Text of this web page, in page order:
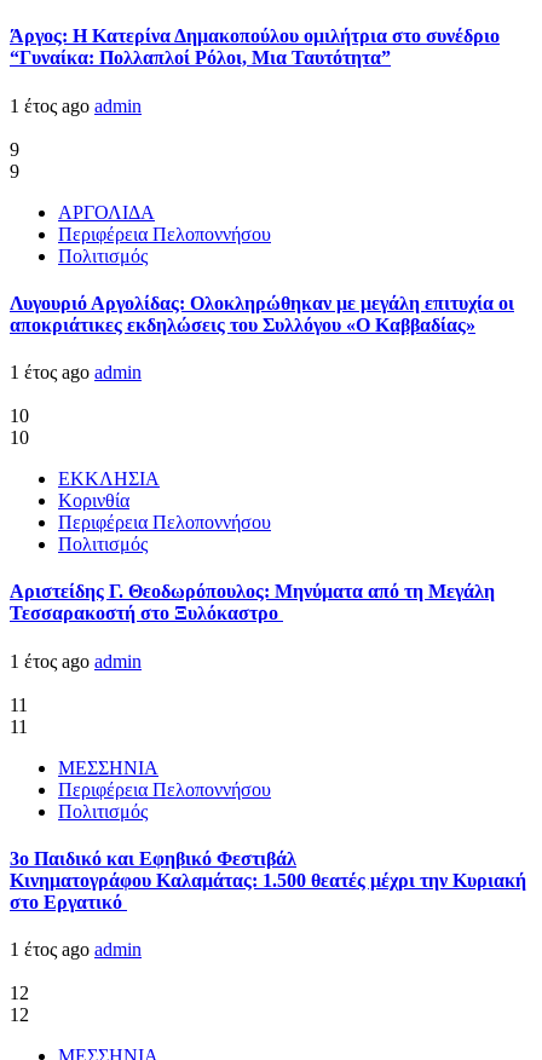
Άργος: Η Κατερίνα Δημακοπούλου ομιλήτρια στο συνέδριο
“Γυναίκα: Πολλαπλοί Ρόλοι, Μια Ταυτότητα”
1 έτος ago admin
9
9
ΑΡΓΟΛΙΔΑ
Περιφέρεια Πελοποννήσου
Πολιτισμός
Λυγουριό Αργολίδας: Ολοκληρώθηκαν με μεγάλη επιτυχία οι
αποκριάτικες εκδηλώσεις του Συλλόγου «Ο Καββαδίας»
1 έτος ago admin
10
10
ΕΚΚΛΗΣΙΑ
Κορινθία
Περιφέρεια Πελοποννήσου
Πολιτισμός
Αριστείδης Γ. Θεοδωρόπουλος: Μηνύματα από τη Μεγάλη
Τεσσαρακοστή στο Ξυλόκαστρο
1 έτος ago admin
11
11
ΜΕΣΣΗΝΙΑ
Περιφέρεια Πελοποννήσου
Πολιτισμός
3ο Παιδικό και Εφηβικό Φεστιβάλ
Κινηματογράφου Καλαμάτας: 1.500 θεατές μέχρι την Κυριακή
στο Εργατικό
1 έτος ago admin
12
12